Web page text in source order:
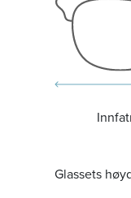
Glassets